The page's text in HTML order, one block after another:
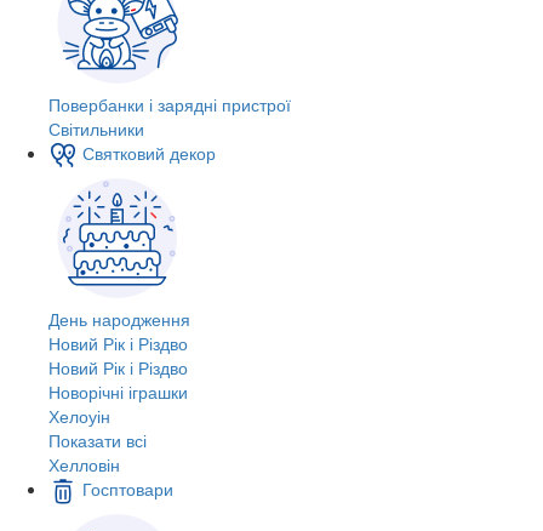
Повербанки і зарядні пристрої
Світильники
Святковий декор
День народження
Новий Рік і Різдво
Новий Рік і Різдво
Новорічні іграшки
Хелоуін
Показати всі
Хелловін
Госптовари